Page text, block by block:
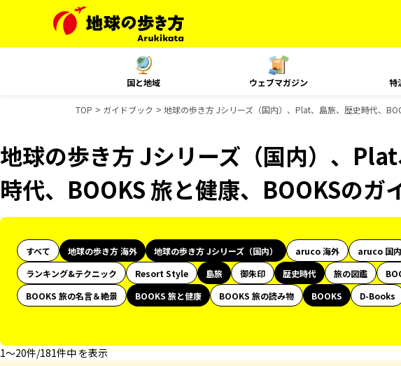
国と地域 ウェブマガジン 特
TOP ガイドブック 地球の歩き方 Jシリーズ（国内）、Plat、島旅、歴史時代、
地球の歩き方 Jシリーズ（国内）、
時代、BOOKS 旅と健康、BOOKSのガ
すべて 地球の歩き方 海外 地球の歩き方 Jシリーズ（国内） aruco 海外 aruco 国内
ランキング&テクニック
Resort Style 島旅 御朱印 歴史時代 旅の図鑑
BOOKS 旅の名言＆絶景
BOOKS 旅と健康 BOOKS 旅の読み物 BOOKS
D-Books
1〜20件/181件中 を表示